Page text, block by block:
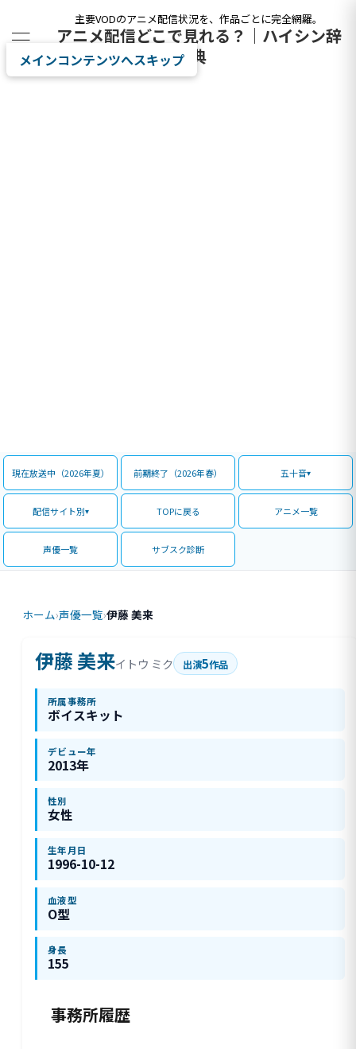
主要VODのアニメ配信状況を、作品ごとに完全網羅。
アニメ配信どこで見れる？｜ハイシン辞
典
メインコンテンツへスキップ
現在放送中（2026年夏） 前期終了（2026年春） 五十音
配信サイト別 TOPに戻る アニメ一覧
声優一覧 サブスク診断
ホーム›声優一覧›伊藤 美来
伊藤 美来イトウ ミク 出演5作品
所属事務所
ボイスキット
デビュー年
2013年
性別
女性
生年月日
1996-10-12
血液型
O型
身長
155
事務所履歴